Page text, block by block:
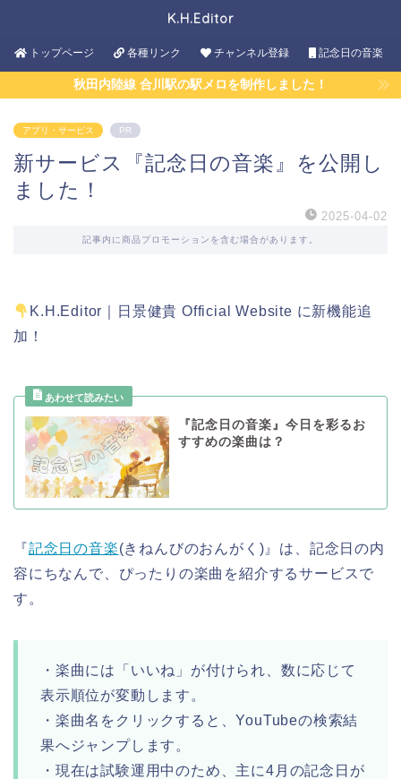
K.H.Editor
トップページ 各種リンク チャンネル登録 記念日の音楽
秋田内陸線 合川駅の駅メロを制作しました！
アプリ・サービス PR
新サービス『記念日の音楽』を公開し
ました！
2025-04-02
記事内に商品プロモーションを含む場合があります。
K.H.Editor｜日景健貴 Official Website に新機能追
加！
『記念日の音楽』今日を彩るお
すすめの楽曲は？
『記念日の音楽(きねんびのおんがく)』は、記念日の内
容にちなんで、ぴったりの楽曲を紹介するサービスで
す。
・楽曲には「いいね」が付けられ、数に応じて
表示順位が変動します。
・楽曲名をクリックすると、YouTubeの検索結
果へジャンプします。
・現在は試験運用中のため、主に4月の記念日が